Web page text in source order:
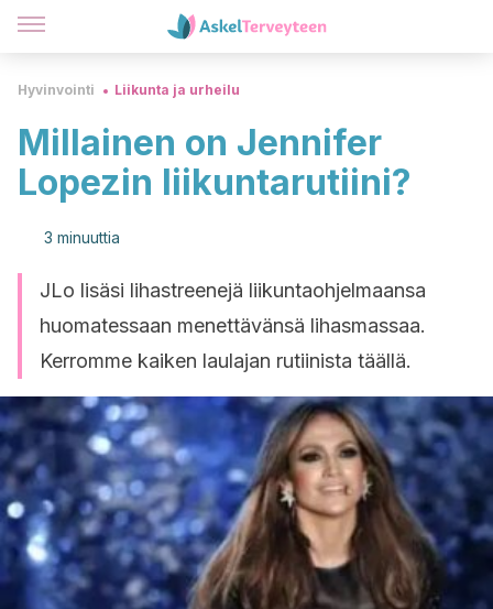
Hyvinvointi Liikunta ja urheilu
Millainen on Jennifer
Lopezin liikuntarutiini?
3 minuuttia
JLo lisäsi lihastreenejä liikuntaohjelmaansa
huomatessaan menettävänsä lihasmassaa.
Kerromme kaiken laulajan rutiinista täällä.